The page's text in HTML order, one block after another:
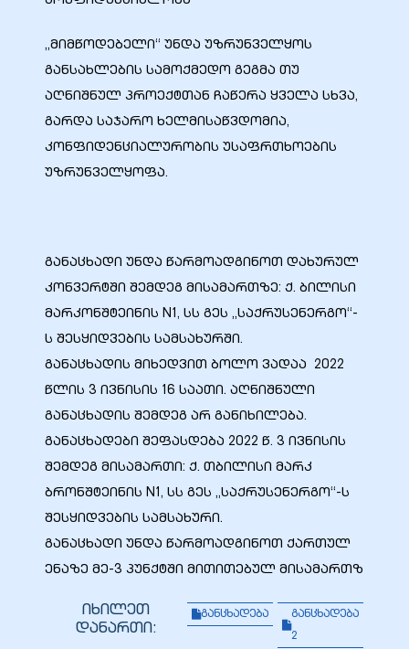
„მიმწოდებელი“ უნდა უზრუნველყოს
განსახლების სამოქმედო გეგმა თუ
აღნიშნულ პროექტთან ჩაწერა ყველა სხვა,
გარდა საჯარო ხელმისაწვდომია,
კონფიდენციალურობის უსაფრთხოების
უზრუნველყოფა.
განაცხადი უნდა წარმოადგინოთ დახურულ
კონვერტში შემდეგ მისამართზე: ქ. ბილისი
მარკონშტეინის N1, სს გეს „საქრუსენერგო“-
ს შესყიდვების სამსახურში.
განაცხადის მიხედვით ბოლო ვადაა 2022
წლის 3 ივნისის 16 საათი. აღნიშნული
განაცხადის შემდეგ არ განიხილება.
განაცხადები შეფასდება 2022 წ. 3 ივნისის
შემდეგ მისამართი: ქ. თბილისი მარკ
ბრონშტეინის N1, სს გეს „საქრუსენერგო“-ს
შესყიდვების სამსახური.
განაცხადი უნდა წარმოადგინოთ ქართულ
ენაზე მე-3 პუნქტში მითითებულ მისამართზ
იხილეთ
დანართი:
განცხადება
განცხადება
2